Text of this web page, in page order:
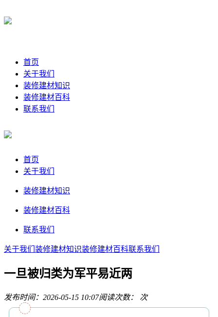
首页
关于我们
装修建材知识
装修建材百科
联系我们
首页
关于我们
装修建材知识
装修建材百科
联系我们
关于我们 装修建材知识装修建材百科联系我们
一旦被归类为军平易近两
发布时间：2026-05-15 10:07阅读次数： 次